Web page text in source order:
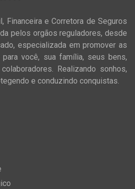
Financeira e Corretora de Seguros
pelos orgãos reguladores, desde
especializada em promover as
você, sua família, seus bens,
Realizando sonhos,
e conduzindo conquistas.